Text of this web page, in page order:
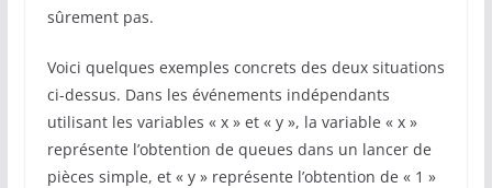
sûrement pas.
Voici quelques exemples concrets des deux situations
ci-dessus. Dans les événements indépendants
utilisant les variables « x » et « y », la variable « x »
représente l’obtention de queues dans un lancer de
pièces simple, et « y » représente l’obtention de « 1 »